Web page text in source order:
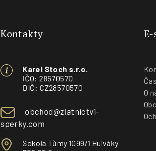
Kontakty
Karel Stoch s.r.o.
IČO: 28570570
DIČ: CZ28570570
obchod@zlatnictvi-
sperky.com
Sokola Tůmy 1099/1 Hulváky
O